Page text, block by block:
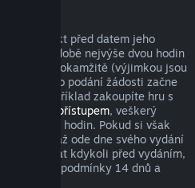
produkt před datem jeho
v podobě nejvýše dvou hodin
platit okamžitě (výjimkou jsou
lhůta pro podání žádosti začne
si tedy například zakoupíte hru s
prioritním přístupem, veškerý
limitu dvou hodin. Pokud si však
dostupná až ode dne svého vydání
zažádat kdykoli před vydáním,
klasické podmínky 14 dnů a